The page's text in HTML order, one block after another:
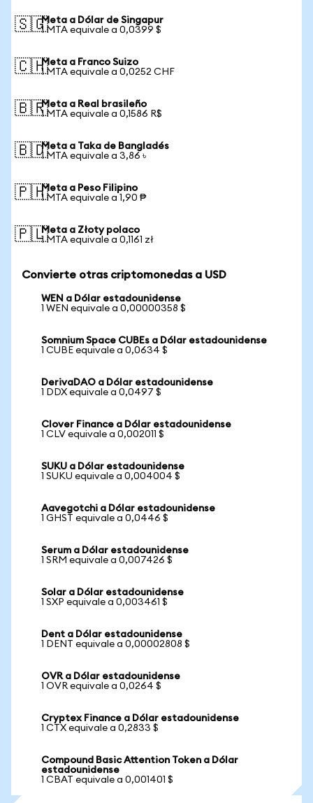
🇸🇬Meta a Dólar de Singapur
1 MTA equivale a 0,0399 $
🇨🇭Meta a Franco Suizo
1 MTA equivale a 0,0252 CHF
🇧🇷Meta a Real brasileño
1 MTA equivale a 0,1586 R$
🇧🇩Meta a Taka de Bangladés
1 MTA equivale a 3,86 ৳
🇵🇭Meta a Peso Filipino
1 MTA equivale a 1,90 ₱
🇵🇱Meta a Złoty polaco
1 MTA equivale a 0,1161 zł
Convierte otras criptomonedas a USD
WEN a Dólar estadounidense
1 WEN equivale a 0,00000358 $
Somnium Space CUBEs a Dólar estadounidense
1 CUBE equivale a 0,0634 $
DerivaDAO a Dólar estadounidense
1 DDX equivale a 0,0497 $
Clover Finance a Dólar estadounidense
1 CLV equivale a 0,002011 $
SUKU a Dólar estadounidense
1 SUKU equivale a 0,004004 $
Aavegotchi a Dólar estadounidense
1 GHST equivale a 0,0446 $
Serum a Dólar estadounidense
1 SRM equivale a 0,007426 $
Solar a Dólar estadounidense
1 SXP equivale a 0,003461 $
Dent a Dólar estadounidense
1 DENT equivale a 0,00002808 $
OVR a Dólar estadounidense
1 OVR equivale a 0,0264 $
Cryptex Finance a Dólar estadounidense
1 CTX equivale a 0,2833 $
Compound Basic Attention Token a Dólar
estadounidense
1 CBAT equivale a 0,001401 $